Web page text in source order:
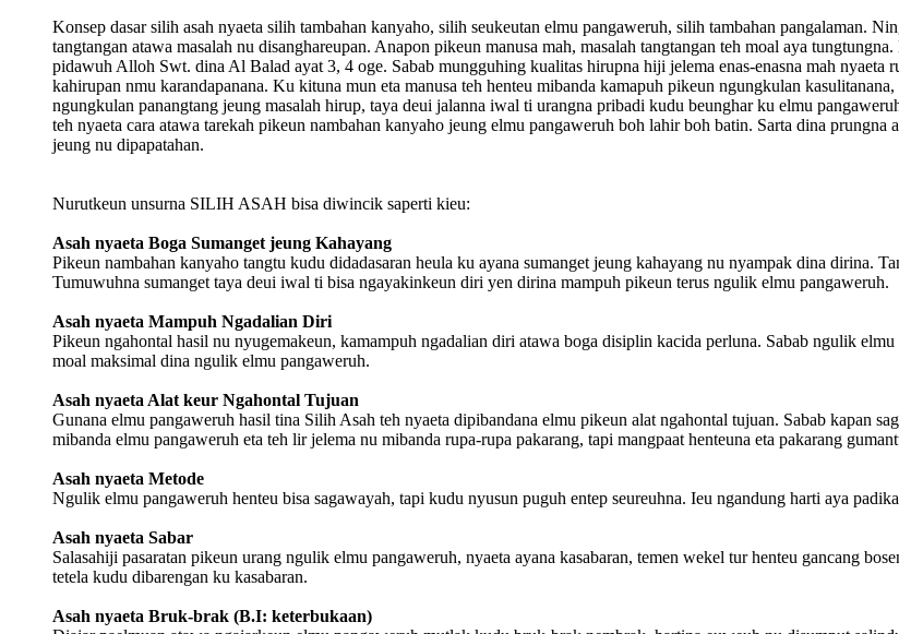
Konsep dasar silih asah nyaeta silih tambahan kanyaho, silih seukeutan elmu pangaweruh, silih tambahan pangalaman.
tangtangan atawa masalah nu disanghareupan. Anapon pikeun manusa mah, masalah tangtangan teh moal aya
pidawuh Alloh Swt. dina Al Balad ayat 3, 4 oge. Sabab mungguhing kualitas hirupna hiji jelema enas-enasna mah
kahirupan nmu karandapanana. Ku kituna mun eta manusa teh henteu mibanda kamapuh pikeun ngungkulan
ngungkulan panangtang jeung masalah hirup, taya deui jalanna iwal ti urangna pribadi kudu beunghar ku elmu
teh nyaeta cara atawa tarekah pikeun nambahan kanyaho jeung elmu pangaweruh boh lahir boh batin. Sarta dina
jeung nu dipapatahan.
Nurutkeun unsurna SILIH ASAH bisa diwincik saperti kieu:
Asah nyaeta Boga Sumanget jeung Kahayang
Pikeun nambahan kanyaho tangtu kudu didadasaran heula ku ayana sumanget jeung kahayang nu nyampak dina dirina.
Tumuwuhna sumanget taya deui iwal ti bisa ngayakinkeun diri yen dirina mampuh pikeun terus ngulik elmu pangaweruh.
Asah nyaeta Mampuh Ngadalian Diri
Pikeun ngahontal hasil nu nyugemakeun, kamampuh ngadalian diri atawa boga disiplin kacida perluna. Sabab ngulik
moal maksimal dina ngulik elmu pangaweruh.
Asah nyaeta Alat keur Ngahontal Tujuan
Gunana elmu pangaweruh hasil tina Silih Asah teh nyaeta dipibandana elmu pikeun alat ngahontal tujuan. Sabab kapan
mibanda elmu pangaweruh eta teh lir jelema nu mibanda rupa-rupa pakarang, tapi mangpaat henteuna eta pakarang
Asah nyaeta Metode
Ngulik elmu pangaweruh henteu bisa sagawayah, tapi kudu nyusun puguh entep seureuhna. Ieu ngandung harti aya
Asah nyaeta Sabar
Salasahiji pasaratan pikeun urang ngulik elmu pangaweruh, nyaeta ayana kasabaran, temen wekel tur henteu gancang
tetela kudu dibarengan ku kasabaran.
Asah nyaeta Bruk-brak (B.I: keterbukaan)